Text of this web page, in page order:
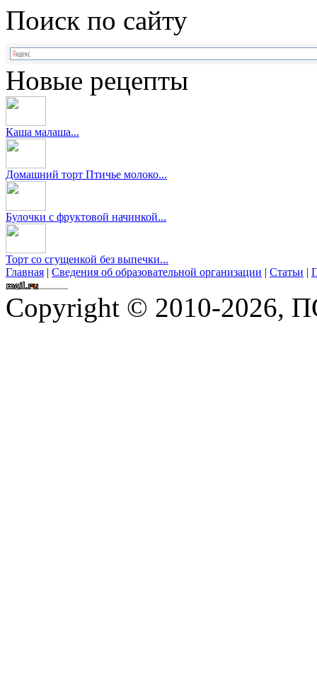
Поиск по сайту
Новые рецепты
Каша малаша...
Домашний торт Птичье молоко...
Булочки с фруктовой начинкой...
Торт со сгущенкой без выпечки...
Главная | Сведения об образовательной организации | Статьи |
Copyright © 2010-2026,